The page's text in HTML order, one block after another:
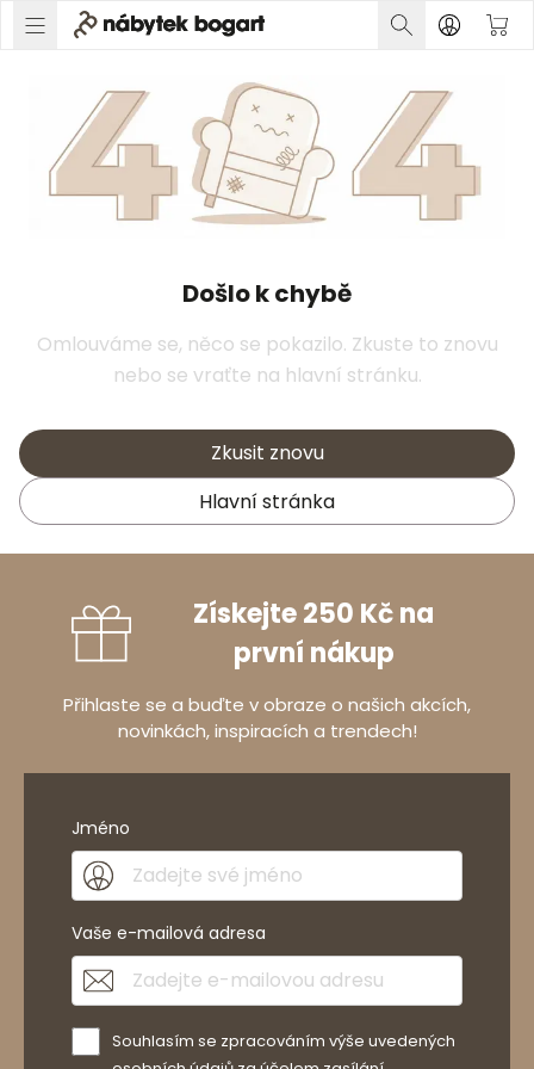
Došlo k chybě
Omlouváme se, něco se pokazilo. Zkuste to znovu
nebo se vraťte na hlavní stránku.
Zkusit znovu
Hlavní stránka
Získejte 250 Kč na
první nákup
Přihlaste se a buďte v obraze o našich akcích,
novinkách, inspiracích a trendech!
Jméno
Vaše e-mailová adresa
Souhlasím se zpracováním výše uvedených